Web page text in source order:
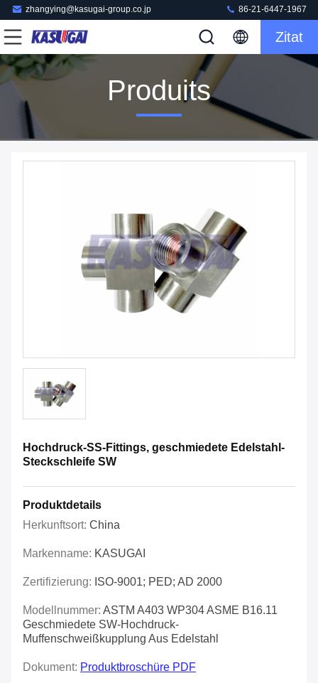
zhangying@kasugai-group.co.jp 86-21-6447-1967
Zitat
Produits
Hochdruck-SS-Fittings, geschmiedete Edelstahl-
Steckschleife SW
Produktdetails
Herkunftsort: China
Markenname: KASUGAI
Zertifizierung: ISO-9001; PED; AD 2000
Modellnummer: ASTM A403 WP304 ASME B16.11
Geschmiedete SW-Hochdruck-
Muffenschweißkupplung Aus Edelstahl
Dokument: Produktbroschüre PDF